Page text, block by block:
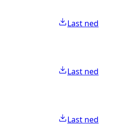
Last ned
Last ned
Last ned